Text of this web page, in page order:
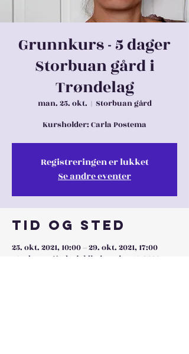
Grunnkurs - 5 dager
Storbuan gård i
Trøndelag
man. 25. okt.
  |
Storbuan gård
Kursholder: Carla Postema
Registreringen er lukket
Se andre eventer
Tid og sted
25. okt. 2021, 10:00 – 29. okt. 2021, 17:00
Storbuan gård, Fjeldheimveien 14, 7332